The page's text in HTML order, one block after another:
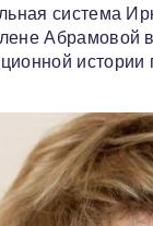
система
Абрамовой
истории